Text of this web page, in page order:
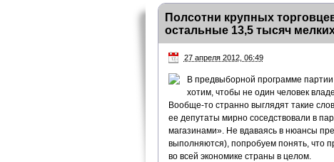
Полсотни крупных
остальные 13,5 тысяч
27 апреля 2012, 06:49
В предвыборной программе
хотим, чтобы не один человек
Вообще-то странно выглядят такие
ее депутаты мирно соседствовали в
магазинами». Не вдаваясь в нюансы
выполняются), попробуем понять, что
во всей экономике страны в целом.